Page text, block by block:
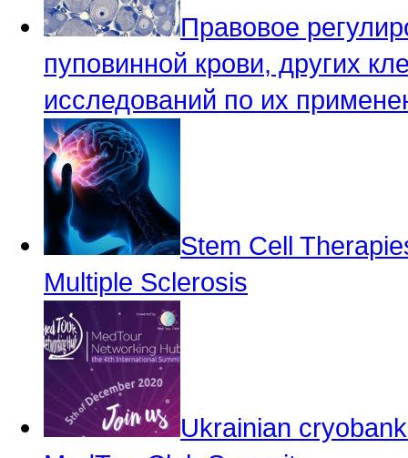
Правовое
пуповинной крови, других
исследований по их
Stem Cell
Multiple Sclerosis
Ukrainian